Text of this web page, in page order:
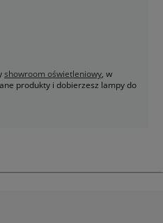
showroom oświetleniowy, w
produkty i dobierzesz lampy do